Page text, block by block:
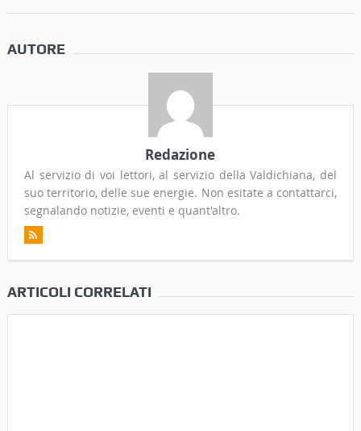
AUTORE
Redazione
Al servizio di voi lettori, al servizio della Valdichiana, del
suo territorio, delle sue energie. Non esitate a contattarci,
segnalando notizie, eventi e quant'altro.
ARTICOLI CORRELATI